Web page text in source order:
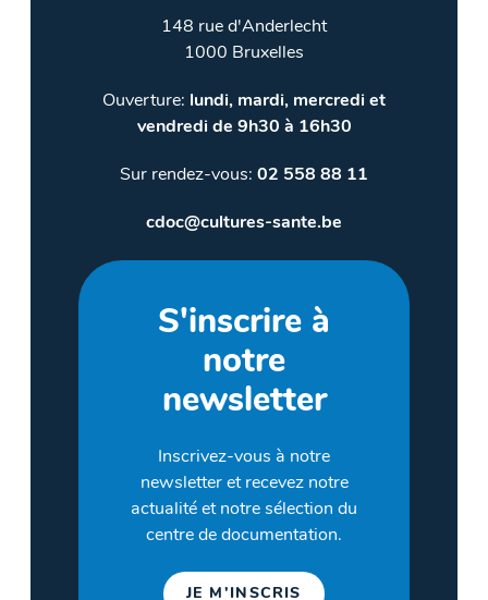
148 rue d'Anderlecht
1000 Bruxelles
Ouverture: lundi, mardi, mercredi et
vendredi de 9h30 à 16h30
Sur rendez-vous: 02 558 88 11
cdoc@cultures-sante.be
S'inscrire à
notre
newsletter
Inscrivez-vous à notre
newsletter et recevez notre
actualité et notre sélection du
centre de documentation.
JE M'INSCRIS